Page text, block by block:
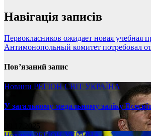
Навігація записів
Первокласников ожидает новая учебная
Антимонопольный комитет потребовал
Пов’язаний запис
Новини РЕГІОНСВІТ УКРАЇНА
У загальному медальному заліку
08.17.2025